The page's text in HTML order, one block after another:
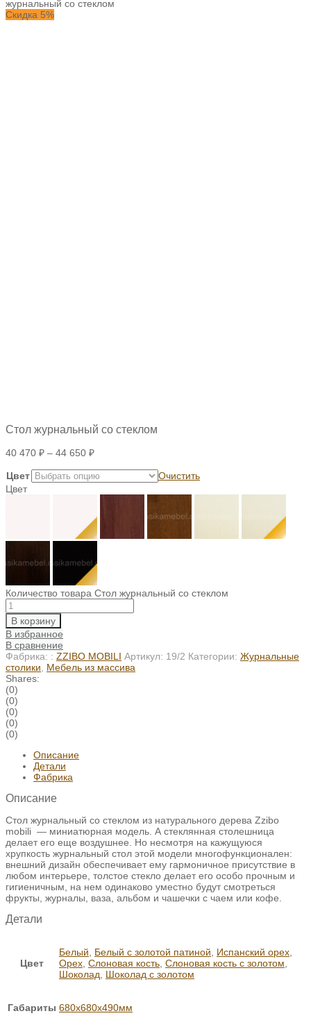
журнальный со стеклом
Скидка 5%
Стол журнальный со стеклом
40 470 ₽ – 44 650 ₽
Цвет
Очистить
Цвет
Количество товара Стол журнальный со стеклом
В корзину
В избранное
В сравнение
Фабрика: : ZZIBO MOBILI Артикул: 19/2 Категории: Журнальные
столики
Мебель из массива
Shares:
(0)
(0)
(0)
(0)
(0)
Описание
Детали
Фабрика
Описание
Стол журнальный со стеклом из натурального дерева Zzibo
mobili — миниатюрная модель. А стеклянная столешница
делает его еще воздушнее. Но несмотря на кажущуюся
хрупкость журнальный стол этой модели многофункционален:
внешний дизайн обеспечивает ему гармоничное присутствие в
любом интерьере, толстое стекло делает его особо прочным и
гигиеничным, на нем одинаково уместно будут смотреться
фрукты, журналы, ваза, альбом и чашечки с чаем или кофе.
Детали
Цвет
Белый, Белый с золотой патиной, Испанский орех,
Орех, Слоновая кость, Слоновая кость с золотом,
Шоколад, Шоколад с золотом
Габариты 680х680х490мм